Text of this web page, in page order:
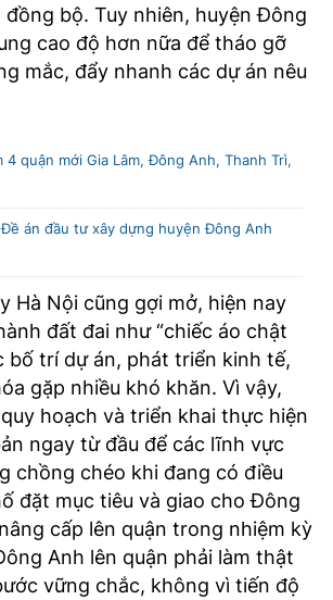
đồng bộ. Tuy nhiên, huyện Đông
cao độ hơn nữa để tháo gỡ
mắc, đẩy nhanh các dự án nêu
4 quận mới Gia Lâm, Đông Anh, Thanh Trì,
án đầu tư xây dựng huyện Đông Anh
Hà Nội cũng gợi mở, hiện nay
đất đai như “chiếc áo chật
bố trí dự án, phát triển kinh tế,
gặp nhiều khó khăn. Vì vậy,
hoạch và triển khai thực hiện
ngay từ đầu để các lĩnh vực
chồng chéo khi đang có điều
đặt mục tiêu và giao cho Đông
cấp lên quận trong nhiệm kỳ
Anh lên quận phải làm thật
vững chắc, không vì tiến độ